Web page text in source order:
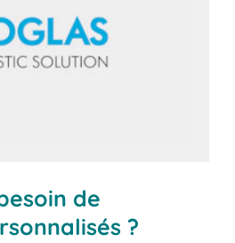
de
?